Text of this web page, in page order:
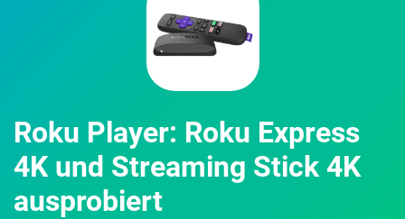
Roku Player: Roku Express
4K und Streaming Stick 4K
ausprobiert